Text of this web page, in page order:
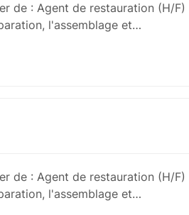
de : Agent de restauration (H/
l'assemblage et…
de : Agent de restauration (H/
l'assemblage et…